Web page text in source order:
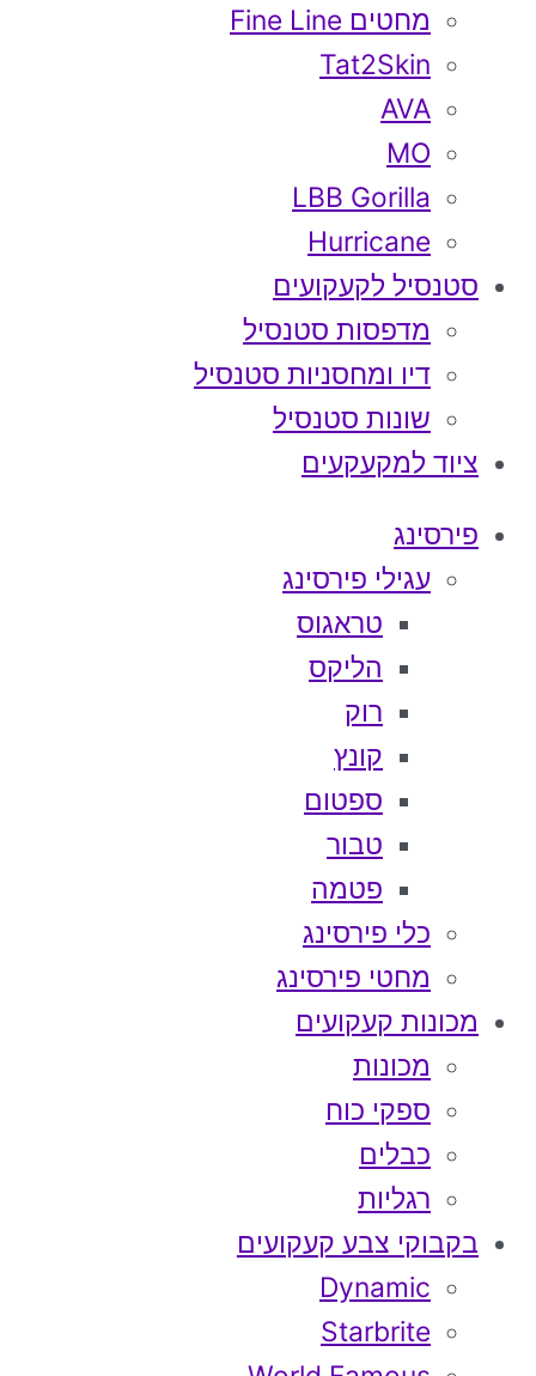
מחטים Fine Line
Tat2Skin
AVA
MO
LBB Gorilla
Hurricane
סטנסיל לקעקועים
מדפסות סטנסיל
דיו ומחסניות סטנסיל
שונות סטנסיל
ציוד למקעקעים
פירסינג
עגילי פירסינג
טראגוס
הליקס
רוק
קונץ
ספטום
טבור
פטמה
כלי פירסינג
מחטי פירסינג
מכונות קעקועים
מכונות
ספקי כוח
כבלים
רגליות
בקבוקי צבע קעקועים
Dynamic
Starbrite